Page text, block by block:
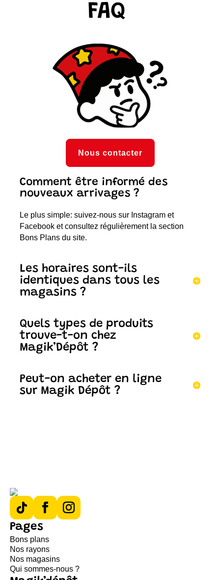
FAQ
Nous contacter
Comment être informé des
nouveaux arrivages ?
Le plus simple: suivez-nous sur Instagram et
Facebook et consultez régulièrement la section
Bons Plans du site.
Les horaires sont-ils
identiques dans tous les
magasins ?
Quels types de produits
trouve-t-on chez
Magik’Dépôt ?
Peut-on acheter en ligne
sur Magik Dépôt ?
Pages
Bons plans
Nos rayons
Nos magasins
Qui sommes-nous ?